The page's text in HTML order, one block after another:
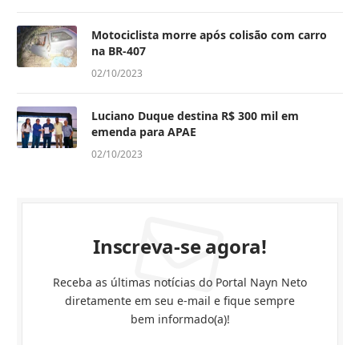
Motociclista morre após colisão com carro
na BR-407
02/10/2023
Luciano Duque destina R$ 300 mil em
emenda para APAE
02/10/2023
Inscreva-se agora!
Receba as últimas notícias do Portal Nayn Neto
diretamente em seu e-mail e fique sempre
bem informado(a)!